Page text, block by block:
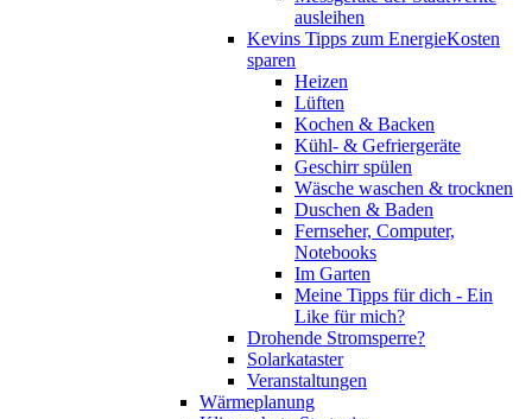
ausleihen
Kevins Tipps zum EnergieKosten
sparen
Heizen
Lüften
Kochen & Backen
Kühl- & Gefriergeräte
Geschirr spülen
Wäsche waschen & trocknen
Duschen & Baden
Fernseher, Computer,
Notebooks
Im Garten
Meine Tipps für dich - Ein
Like für mich?
Drohende Stromsperre?
Solarkataster
Veranstaltungen
Wärmeplanung